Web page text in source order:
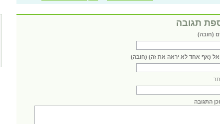
תגובה
(חובה)
(אף אחד לא יראה את זה) (חובה)
התגובה